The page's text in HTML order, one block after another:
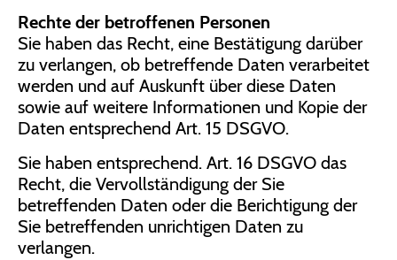
Rechte der betroffenen Personen
Sie haben das Recht, eine Bestätigung darüber
zu verlangen, ob betreffende Daten verarbeitet
werden und auf Auskunft über diese Daten
sowie auf weitere Informationen und Kopie der
Daten entsprechend Art. 15 DSGVO.
Sie haben entsprechend. Art. 16 DSGVO das
Recht, die Vervollständigung der Sie
betreffenden Daten oder die Berichtigung der
Sie betreffenden unrichtigen Daten zu
verlangen.